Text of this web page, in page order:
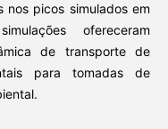
nos picos simulados em
ofereceram
de transporte de
para tomadas de